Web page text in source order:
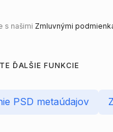
s našimi Zmluvnými
ĎALŠIE FUNKCIE
PSD metaúdajov